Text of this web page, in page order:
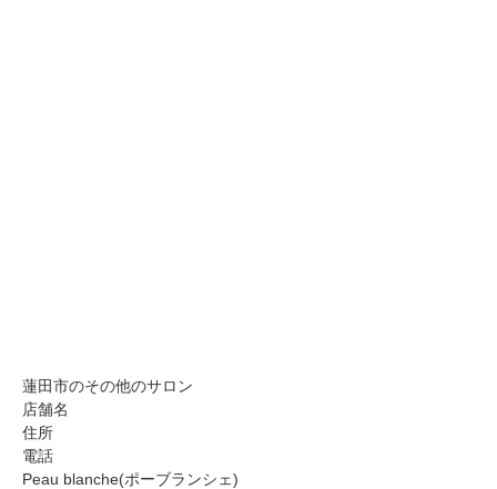
蓮田市のその他のサロン
店舗名
住所
電話
Peau blanche(ポーブランシェ)